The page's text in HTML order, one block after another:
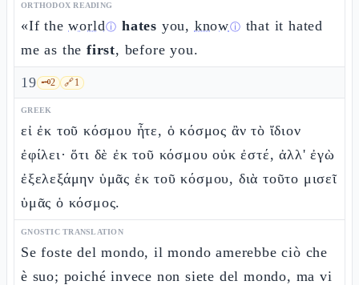
ORTHODOX READING
«If theworldⓘ hates you, knowⓘ that it hated
me as thefirst, before you.
19 🗝️2 🔗1
GREEK
εἰ ἐκ τοῦ κόσμου ἦτε, ὁ κόσμος ἂν τὸ ἴδιον
ἐφίλει· ὅτι δὲ ἐκ τοῦ κόσμου οὐκ ἐστέ, ἀλλ' ἐγὼ
ἐξελεξάμην ὑμᾶς ἐκ τοῦ κόσμου, διὰ τοῦτο μισεῖ
ὑμᾶς ὁ κόσμος.
GNOSTIC TRANSLATION
Se foste del mondo, il mondo amerebbe ciò che
è suo; poiché invece non siete del mondo, ma vi